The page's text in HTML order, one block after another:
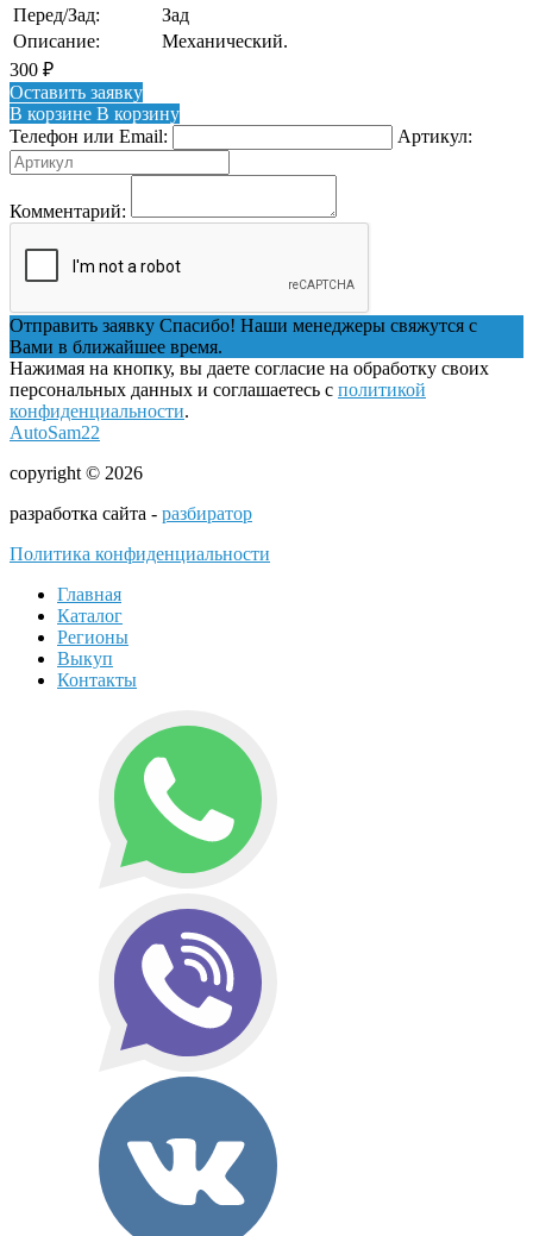
Перед/Зад:
Зад
Описание:
Механический.
300 ₽
Оставить заявку
В корзине В корзину
Телефон или Email:
Артикул:
Комментарий:
Отправить заявку Спасибо! Наши менеджеры свяжутся с
Вами в ближайшее время.
Нажимая на кнопку, вы даете согласие на обработку своих
персональных данных и соглашаетесь с политикой
конфиденциальности.
AutoSam22
copyright © 2026
разработка сайта - разбиратор
Политика конфиденциальности
Главная
Каталог
Регионы
Выкуп
Контакты